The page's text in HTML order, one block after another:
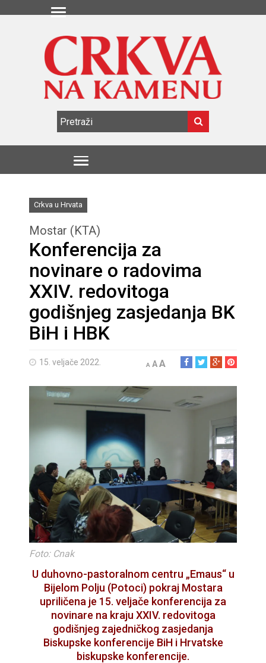
Crkva u Hrvata
Mostar (KTA)
Konferencija za
novinare o radovima
XXIV. redovitoga
godišnjeg zasjedanja BK
BiH i HBK
15. veljače 2022. A AA
Foto: Cnak
U duhovno-pastoralnom centru „Emaus“ u
Bijelom Polju (Potoci) pokraj Mostara
upriličena je 15. veljače konferencija za
novinare na kraju XXIV. redovitoga
godišnjeg zajedničkog zasjedanja
Biskupske konferencije BiH i Hrvatske
biskupske konferencije.